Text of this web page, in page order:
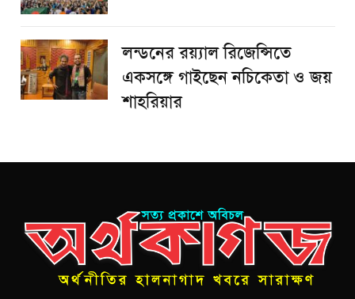
লন্ডনের রয়্যাল রিজেন্সিতে
একসঙ্গে গাইছেন নচিকেতা ও জয়
শাহরিয়ার